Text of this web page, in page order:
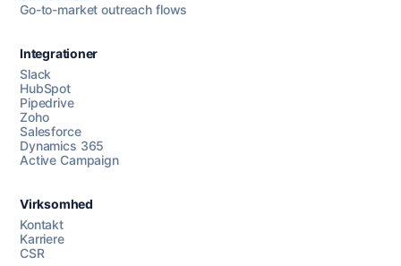
Chat med os
AI Campaign Assist
Go-to-market outreach flows
Integrationer
Slack
HubSpot
Pipedrive
Zoho
Salesforce
Dynamics 365
Active Campaign
Virksomhed
Kontakt
Karriere
CSR